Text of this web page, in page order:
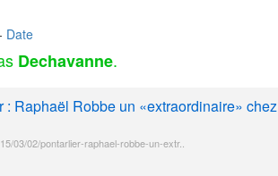
Date
Dechavanne.
: Raphaël Robbe un «extraordinaire» chez
03/02/pontarlier-raphael-robbe-un-extr..